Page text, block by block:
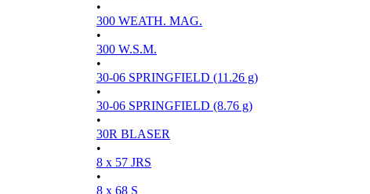
•
300 WEATH. MAG.
•
300 W.S.M.
•
30-06 SPRINGFIELD (11.26 g)
•
30-06 SPRINGFIELD (8.76 g)
•
30R BLASER
•
8 x 57 JRS
•
8 x 68 S